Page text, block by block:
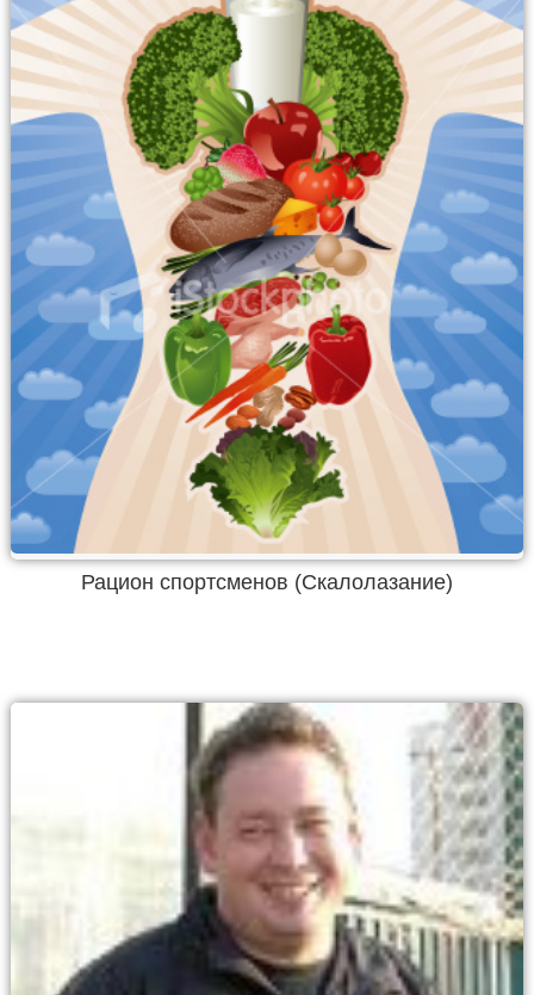
Рацион спортсменов (Скалолазание)